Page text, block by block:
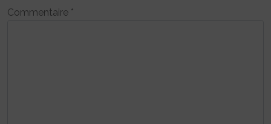
Commentaire *